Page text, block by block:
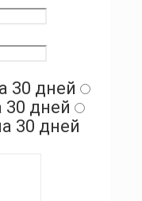
30 дней
30 дней
30 дней